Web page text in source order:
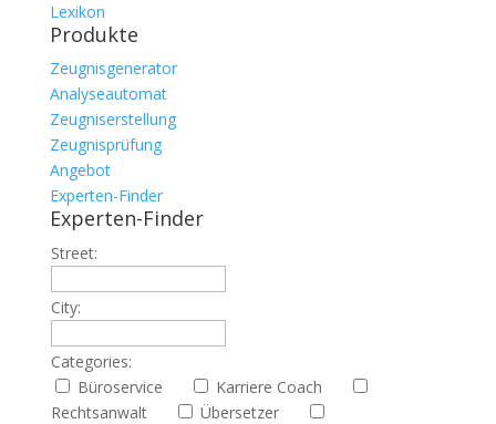
Lexikon
Produkte
Zeugnisgenerator
Analyseautomat
Zeugniserstellung
Zeugnisprüfung
Angebot
Experten-Finder
Experten-Finder
Street:
City:
Categories:
Büroservice
Karriere Coach
Rechtsanwalt
Übersetzer